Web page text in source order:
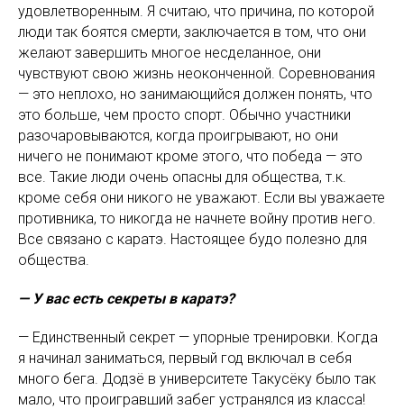
удовлетворенным. Я считаю, что причина, по которой
люди так боятся смерти, заключается в том, что они
желают завершить многое несделанное, они
чувствуют свою жизнь неоконченной. Соревнования
— это неплохо, но занимающийся должен понять, что
это больше, чем просто спорт. Обычно участники
разочаровываются, когда проигрывают, но они
ничего не понимают кроме этого, что победа — это
все. Такие люди очень опасны для общества, т.к.
кроме себя они никого не уважают. Если вы уважаете
противника, то никогда не начнете войну против него.
Все связано с каратэ. Настоящее будо полезно для
общества.
— У вас есть секреты в каратэ?
— Единственный секрет — упорные тренировки. Когда
я начинал заниматься, первый год включал в себя
много бега. Додзё в университете Такусёку было так
мало, что проигравший забег устранялся из класса!